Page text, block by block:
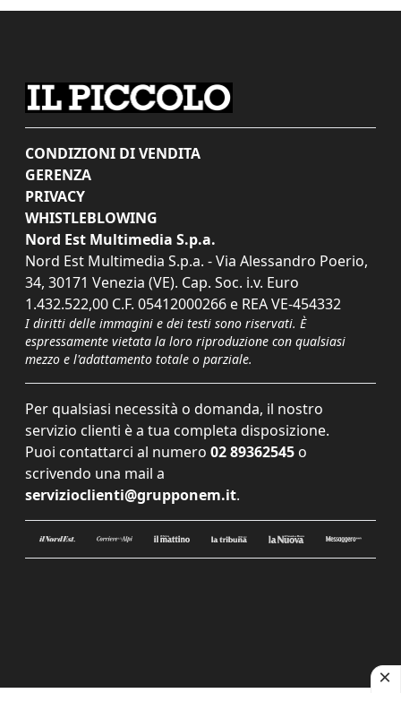
CONDIZIONI DI VENDITA
GERENZA
PRIVACY
WHISTLEBLOWING
Nord Est Multimedia S.p.a.
Nord Est Multimedia S.p.a. - Via Alessandro Poerio,
34, 30171 Venezia (VE). Cap. Soc. i.v. Euro
1.432.522,00 C.F. 05412000266 e REA VE-454332
I diritti delle immagini e dei testi sono riservati. È
espressamente vietata la loro riproduzione con qualsiasi
mezzo e l'adattamento totale o parziale.
Per qualsiasi necessità o domanda, il nostro
servizio clienti è a tua completa disposizione.
Puoi contattarci al numero 02 89362545 o
scrivendo una mail a
servizioclienti@grupponem.it.